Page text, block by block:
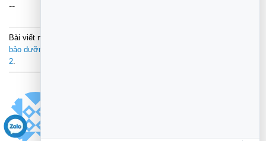
--
Bài viết này được đăng trong
bảo dưỡng máy tính
2